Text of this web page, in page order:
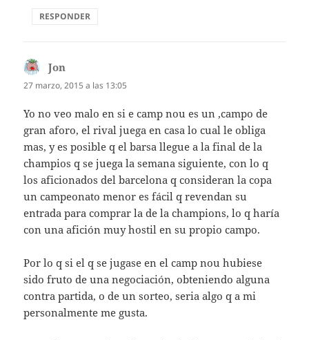
RESPONDER
Jon
27 marzo, 2015 a las 13:05
Yo no veo malo en si e camp nou es un ,campo de
gran aforo, el rival juega en casa lo cual le obliga
mas, y es posible q el barsa llegue a la final de la
champios q se juega la semana siguiente, con lo q
los aficionados del barcelona q consideran la copa
un campeonato menor es fácil q revendan su
entrada para comprar la de la champions, lo q haría
con una afición muy hostil en su propio campo.
Por lo q si el q se jugase en el camp nou hubiese
sido fruto de una negociación, obteniendo alguna
contra partida, o de un sorteo, seria algo q a mi
personalmente me gusta.